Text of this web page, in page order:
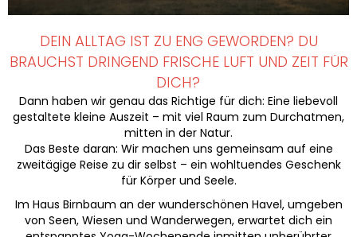
DEIN ALLTAG IST ZU ENG GEWORDEN? DU
BRAUCHST DRINGEND FRISCHE LUFT UND ZEIT FÜR
DICH?
Dann haben wir genau das Richtige für dich: Eine liebevoll
gestaltete kleine Auszeit – mit viel Raum zum Durchatmen,
mitten in der Natur.
Das Beste daran: Wir machen uns gemeinsam auf eine
zweitägige Reise zu dir selbst – ein wohltuendes Geschenk
für Körper und Seele.
Im Haus Birnbaum an der wunderschönen Havel, umgeben
von Seen, Wiesen und Wanderwegen, erwartet dich ein